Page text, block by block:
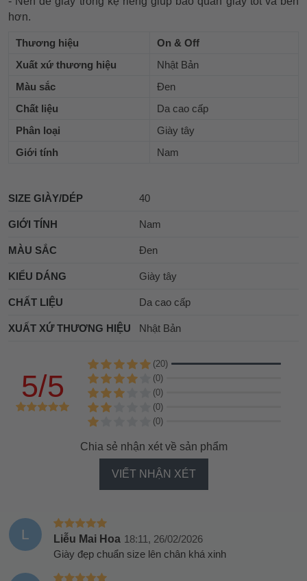
hơn.
Thương hiệu
On & Off
Xuất xứ thương hiệu
Nhật Bản
Màu sắc
Đen
Chất liệu
Da cao cấp
Phân loại
Giày tây
Giới tính
Nam
SIZE GIÀY/DÉP 40
GIỚI TÍNH Nam
MÀU SẮC Đen
KIỂU DÁNG Giày tây
CHẤT LIỆU Da cao cấp
XUẤT XỨ THƯƠNG HIỆU Nhật Bản
5/5
(20)
(0)
(0)
(0)
(0)
Chia sẻ nhận xét về sản phẩm
VIẾT NHẬN XÉT
L Liễu Mai Hoa 18:11, 26/02/2026
Giày đẹp chuẩn size lên chân khá xinh